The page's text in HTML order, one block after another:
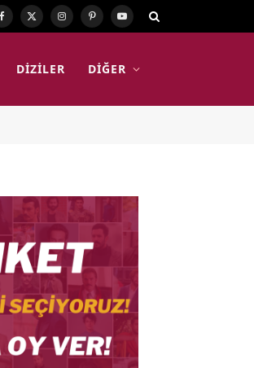
Facebook
X
Instagram
PinterestYouTube
DIZILER DIĞER